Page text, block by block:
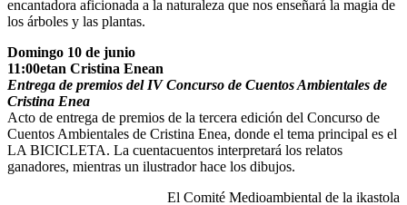
encantadora aficionada a la naturaleza que nos enseñará la magia de
los árboles y las plantas.
Domingo 10 de junio
11:00etan Cristina Enean
Entrega de premios del IV Concurso de Cuentos Ambientales de
Cristina Enea
Acto de entrega de premios de la tercera edición del Concurso de
Cuentos Ambientales de Cristina Enea, donde el tema principal es el
LA BICICLETA. La cuentacuentos interpretará los relatos
ganadores, mientras un ilustrador hace los dibujos.
El Comité Medioambiental de la ikastola